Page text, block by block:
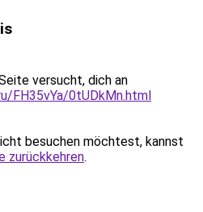
versucht, dich an
FH35vYa/0tUDkMn.html
besuchen möchtest, kannst
zurückkehren.